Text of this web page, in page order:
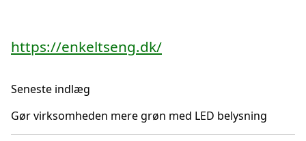
https://enkeltseng.dk/
Seneste indlæg
Gør virksomheden mere grøn med LED belysning